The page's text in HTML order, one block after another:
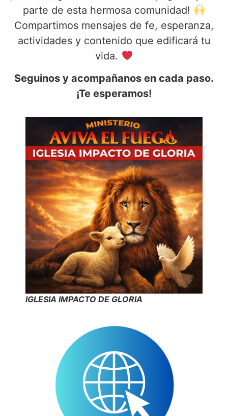
parte de esta hermosa comunidad!
Compartimos mensajes de fe, esperanza,
actividades y contenido que edificará tu
vida.
Seguinos y acompañanos en cada paso.
¡Te esperamos!
IGLESIA IMPACTO DE GLORIA